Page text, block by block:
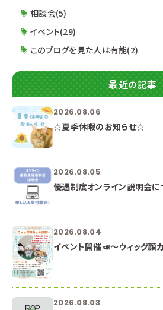
相談会(5)
イベント(29)
このブログを見た人は有能(2)
最近の記事
2026.08.06
☆夏季休暇のお知らせ☆
2026.08.05
優遇制度オンライン説明会に
2026.08.04
イベント開催📣～ウィッグ顔
2026.08.03